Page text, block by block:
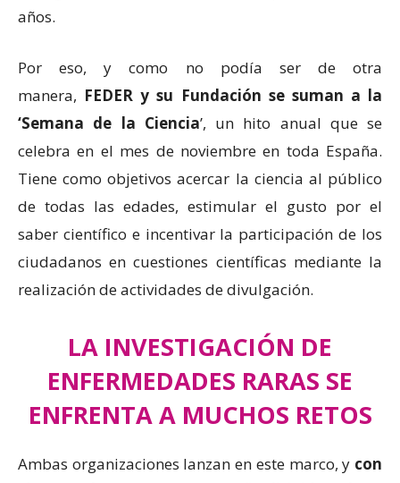
años.
Por eso, y como no podía ser de otra
manera, FEDER y su Fundación se suman a la
‘Semana de la Ciencia’, un hito anual que se
celebra en el mes de noviembre en toda España.
Tiene como objetivos acercar la ciencia al público
de todas las edades, estimular el gusto por el
saber científico e incentivar la participación de los
ciudadanos en cuestiones científicas mediante la
realización de actividades de divulgación.
LA INVESTIGACIÓN DE
ENFERMEDADES RARAS SE
ENFRENTA A MUCHOS RETOS
Ambas organizaciones lanzan en este marco, y con